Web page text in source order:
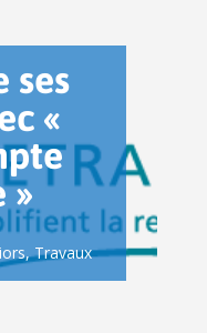
ses
«
»
,Travaux